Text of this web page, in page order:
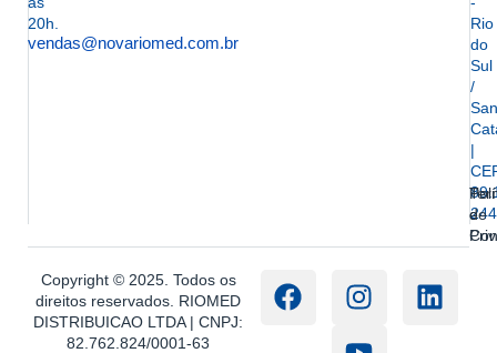
20h.
vendas@novariomed.com.br
Rio
do
Sul
/
|
244
e
de
Copyright © 2025. Todos os
direitos reservados. RIOMED
DISTRIBUICAO LTDA | CNPJ:
82.762.824/0001-63